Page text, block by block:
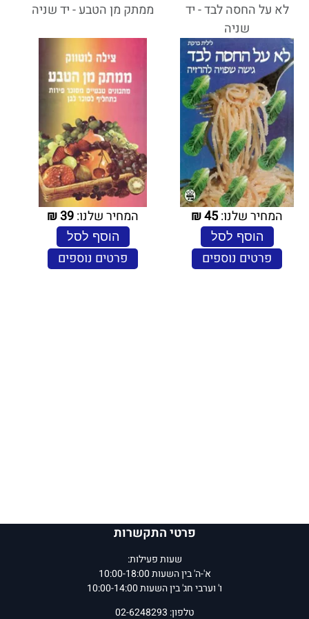
לא על החסה לבד - יד
שניה
המחיר שלנו:45
₪
הוסף לסל
פרטים נוספים
ממתק מן הטבע - יד שניה
המחיר שלנו:39
₪
הוסף לסל
פרטים נוספים
פרטי התקשרות
שעות פעילות:
א'-ה' בין השעות 10:00-18:00
ו' וערבי חג' בין השעות 10:00-14:00
טלפון: 02-6248293